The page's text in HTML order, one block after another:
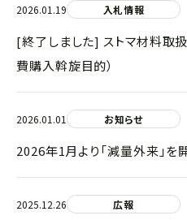
2026.01.19 入札情報
[終了しました] ストマ材料取
費購入斡旋目的）
2026.01.01 お知らせ
2026年1月より「減量外来」を
2025.12.26 広報